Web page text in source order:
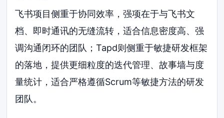
飞书项目侧重于协同效率，强项在于与飞书文
档、即时通讯的无缝流转，适合信息密度高、强
调沟通闭环的团队；Tapd则侧重于敏捷研发框架
的落地，提供更细粒度的迭代管理、故事墙与度
量统计，适合严格遵循Scrum等敏捷方法的研发
团队。